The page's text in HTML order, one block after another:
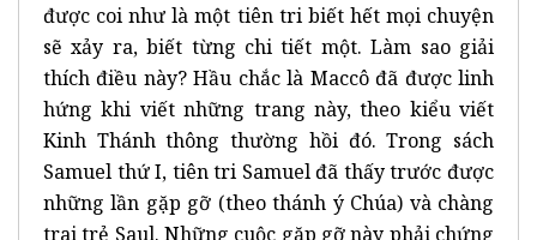
được coi như là một tiên tri biết hết mọi chuyện
sẽ xảy ra, biết từng chi tiết một. Làm sao giải
thích điều này? Hầu chắc là Maccô đã được linh
hứng khi viết những trang này, theo kiểu viết
Kinh Thánh thông thường hồi đó. Trong sách
Samuel thứ I, tiên tri Samuel đã thấy trước được
những lần gặp gỡ (theo thánh ý Chúa) và chàng
trai trẻ Saul. Những cuộc gặp gỡ này phải chứng